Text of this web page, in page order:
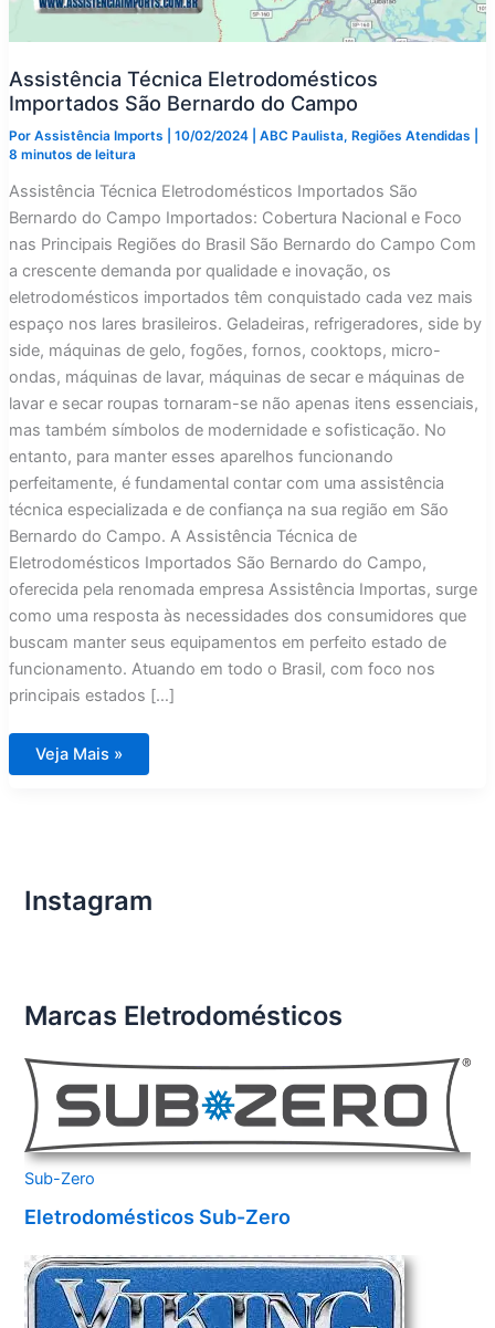
Assistência Técnica Eletrodomésticos
Importados São Bernardo do Campo
Por Assistência Imports 10/02/2024 ABC Paulista, Regiões Atendidas
8 minutos de leitura
Assistência Técnica Eletrodomésticos Importados São
Bernardo do Campo Importados: Cobertura Nacional e Foco
nas Principais Regiões do Brasil São Bernardo do Campo Com
a crescente demanda por qualidade e inovação, os
eletrodomésticos importados têm conquistado cada vez mais
espaço nos lares brasileiros. Geladeiras, refrigeradores, side by
side, máquinas de gelo, fogões, fornos, cooktops, micro-
ondas, máquinas de lavar, máquinas de secar e máquinas de
lavar e secar roupas tornaram-se não apenas itens essenciais,
mas também símbolos de modernidade e sofisticação. No
entanto, para manter esses aparelhos funcionando
perfeitamente, é fundamental contar com uma assistência
técnica especializada e de confiança na sua região em São
Bernardo do Campo. A Assistência Técnica de
Eletrodomésticos Importados São Bernardo do Campo,
oferecida pela renomada empresa Assistência Importas, surge
como uma resposta às necessidades dos consumidores que
buscam manter seus equipamentos em perfeito estado de
funcionamento. Atuando em todo o Brasil, com foco nos
principais estados […]
Assistência
Técnica
Veja Mais »
Instagram
Marcas Eletrodomésticos
Sub-Zero
Eletrodomésticos Sub-Zero